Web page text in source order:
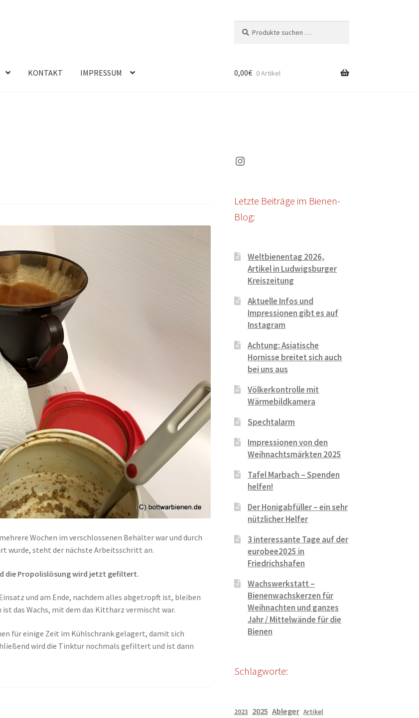
nach:
KONTAKT IMPRESSUM 0,00€ 0 Artikel
Wochen im verschlossenen Behälter war und durch
wurde, steht der nächste Arbeitsschritt an.
die Propolislösung wird jetzt gefiltert.
und am Ende, nachdem alles abgetropft ist, bleiben
das Wachs, mit dem das Kittharz vermischt war.
für einige Zeit im Kühlschrank gelagert, damit sich
wird die Tinktur nochmals gefiltert und ist dann
Instagram
Letzte Beiträge im Bienen-
Blog:
Weltbienentag 2026,
Artikel in Ludwigsburger
Kreiszeitung
Aktuelle Infos und
Impressionen gibt es auf
Instagram
Achtung: Asiatische
Hornisse breitet sich auch
bei uns aus
Völkerkontrolle mit
Wärmebildkamera
Spechtalarm
Impressionen von den
Weihnachtsmärkten 2025
Tafel Marbach – Spenden
helfen!
Der Honigabfüller – ein sehr
nützlicher Helfer
3 interessante Tage auf der
eurobee2025 in
Friedrichshafen
Wachswerkstatt –
Bienenwachskerzen für
Weihnachten und ganzes
Jahr / Mittelwände für die
Bienen
Schlagworte:
2023 2025 Ableger Artikel